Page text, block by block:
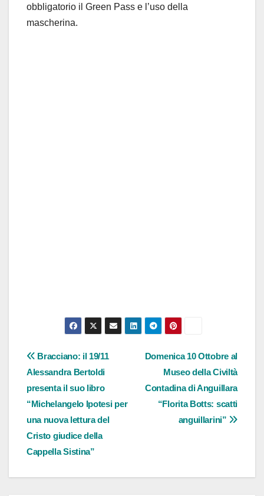
obbligatorio il Green Pass e l’uso della
mascherina.
Navigazione
articoli
Domenica 10 Ottobre al
Museo della Civiltà
Contadina di Anguillara
“Florita Botts: scatti
anguillarini”
Bracciano: il 19/11
Alessandra Bertoldi
presenta il suo libro
“Michelangelo Ipotesi per
una nuova lettura del
Cristo giudice della
Cappella Sistina”